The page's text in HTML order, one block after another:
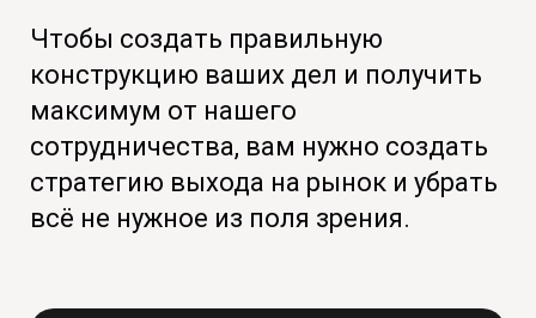
Чтобы создать правильную
конструкцию ваших дел и получить
максимум от нашего
сотрудничества, вам нужно создать
стратегию выхода на рынок и убрать
всё не нужное из поля зрения.